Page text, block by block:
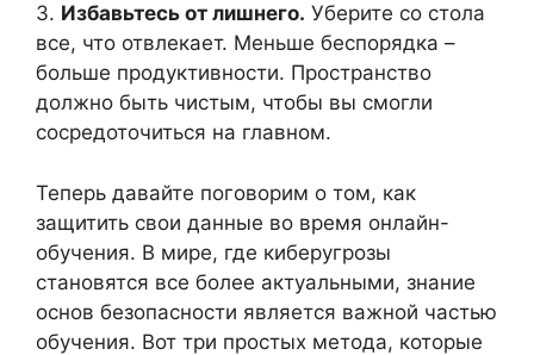
3. Избавьтесь от лишнего. Уберите со стола
все, что отвлекает. Меньше беспорядка –
больше продуктивности. Пространство
должно быть чистым, чтобы вы смогли
сосредоточиться на главном.
Теперь давайте поговорим о том, как
защитить свои данные во время онлайн-
обучения. В мире, где киберугрозы
становятся все более актуальными, знание
основ безопасности является важной частью
обучения. Вот три простых метода, которые